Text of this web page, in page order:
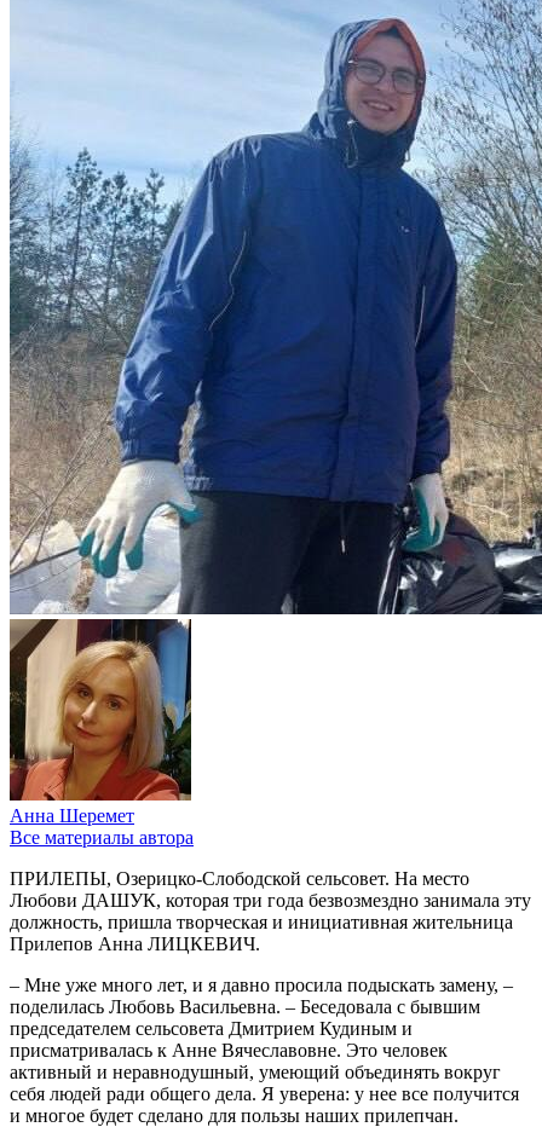
Анна Шеремет
Все материалы автора
ПРИЛЕПЫ, Озерицко-Слободской сельсовет. На место
Любови ДАШУК, которая три года безвозмездно занимала эту
должность, пришла творческая и инициативная жительница
Прилепов Анна ЛИЦКЕВИЧ.
– Мне уже много лет, и я давно просила подыскать замену, –
поделилась Любовь Васильевна. – Беседовала с бывшим
председателем сельсовета Дмитрием Кудиным и
присматривалась к Анне Вячеславовне. Это человек
активный и неравнодушный, умеющий объединять вокруг
себя людей ради общего дела. Я уверена: у нее все получится
и многое будет сделано для пользы наших прилепчан.